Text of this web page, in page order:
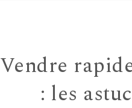
Vendre
: les